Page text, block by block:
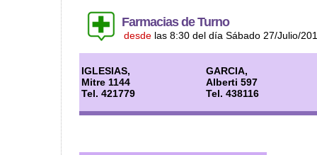
Farmacias de Turno
desde las 8:30 del día Sábado 27/Julio/
IGLESIAS,
Mitre 1144
Tel. 421779
GARCIA,
Alberti 597
Tel. 438116